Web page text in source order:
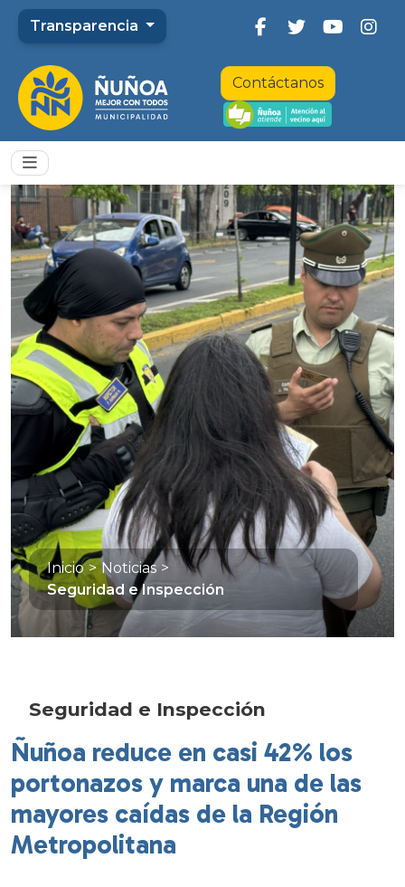
Transparencia
Contáctanos
Inicio > Noticias >
Seguridad e Inspección
Seguridad e Inspección
Ñuñoa reduce en casi 42% los
portonazos y marca una de las
mayores caídas de la Región
Metropolitana